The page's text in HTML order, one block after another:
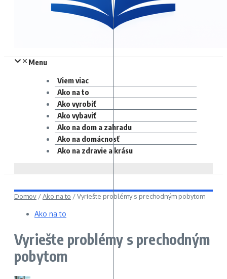
Menu
Viem viac
Ako na to
Ako vyrobiť
Ako vybaviť
Ako na dom a zahradu
Ako na domácnosť
Ako na zdravie a krásu
Domov /Ako na to /Vyriešte problémy s prechodným pobytom
Ako na to
Vyriešte problémy s prechodným
pobytom